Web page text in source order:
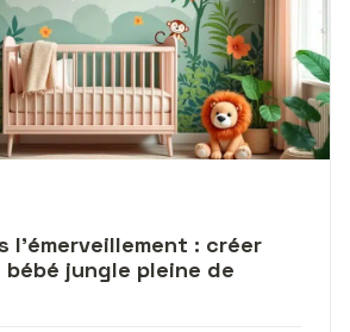
l’émerveillement : créer
bébé jungle pleine de